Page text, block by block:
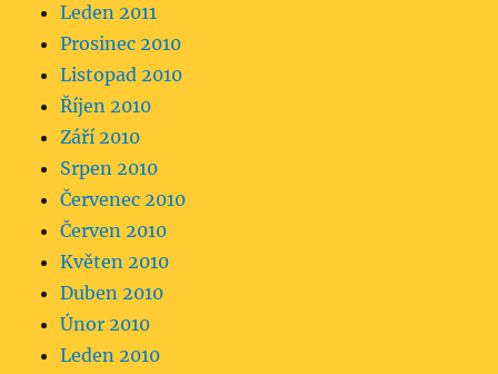
Leden 2011
Prosinec 2010
Listopad 2010
Říjen 2010
Září 2010
Srpen 2010
Červenec 2010
Červen 2010
Květen 2010
Duben 2010
Únor 2010
Leden 2010